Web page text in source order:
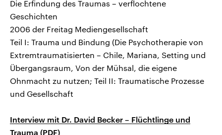
Die Erfindung des Traumas – verflochtene
Geschichten
2006 der Freitag Mediengesellschaft
Teil I: Trauma und Bindung (Die Psychotherapie von
Extremtraumatisierten – Chile, Mariana, Setting und
Übergangsraum, Von der Mühsal, die eigene
Ohnmacht zu nutzen; Teil II: Traumatische Prozesse
und Gesellschaft
Interview mit Dr. David Becker – Flüchtlinge und
Trauma (PDF)